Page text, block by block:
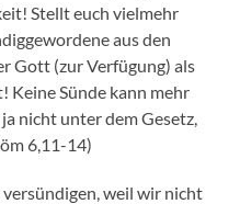
Stellt euch vielmehr
aus den
Gott (zur Verfügung) als
Keine Sünde kann mehr
nicht unter dem Gesetz,
6,11-14)
versündigen, weil wir nicht